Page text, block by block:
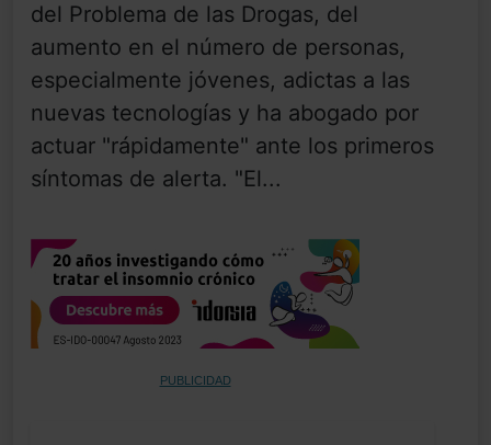
del Problema de las Drogas, del
aumento en el número de personas,
especialmente jóvenes, adictas a las
nuevas tecnologías y ha abogado por
actuar "rápidamente" ante los primeros
síntomas de alerta. "El...
PUBLICIDAD